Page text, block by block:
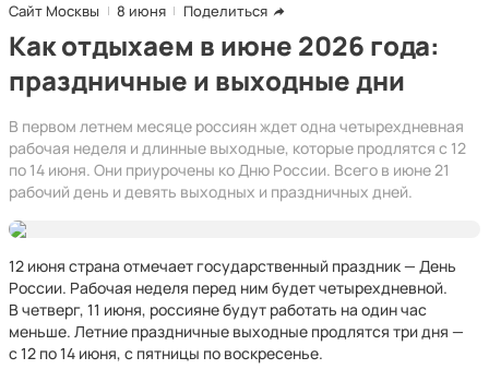
Сайт Москвы 8 июня Поделиться
Как отдыхаем в июне 2026 года:
праздничные и выходные дни
В первом летнем месяце россиян ждет одна четырехдневная
рабочая неделя и длинные выходные, которые продлятся с 12
по 14 июня. Они приурочены ко Дню России. Всего в июне 21
рабочий день и девять выходных и праздничных дней.
12 июня страна отмечает государственный праздник — День
России. Рабочая неделя перед ним будет четырехдневной.
В четверг, 11 июня, россияне будут работать на один час
меньше. Летние праздничные выходные продлятся три дня —
с 12 по 14 июня, с пятницы по воскресенье.